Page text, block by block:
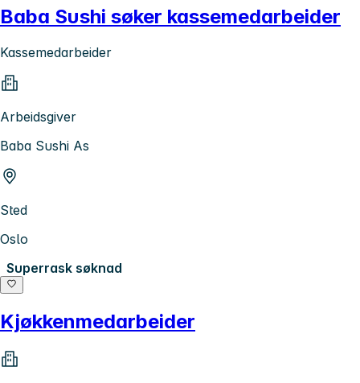
Baba Sushi søker kassemedarbeider
Kassemedarbeider
Arbeidsgiver
Baba Sushi As
Sted
Oslo
Superrask søknad
Kjøkkenmedarbeider